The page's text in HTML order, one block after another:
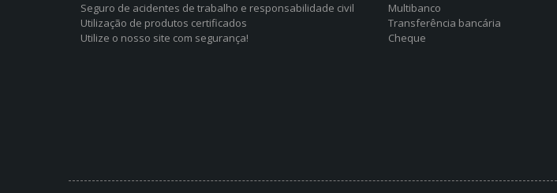
Seguro de acidentes de trabalho e responsabilidade civil
Utilização de produtos certificados
Utilize o nosso site com segurança!
Multibanco
Transferência bancária
Cheque